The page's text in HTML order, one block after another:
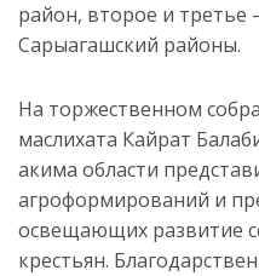
район, второе и третье
Сарыагашский районы.
На торжественном
маслихата Кайрат
акима области
агроформирований и
освещающих развитие
крестьян.